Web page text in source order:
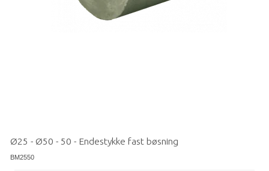
Ø25 - Ø50 - 50 - Endestykke fast bøsning
BM2550